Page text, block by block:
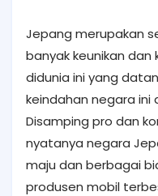
Jepang merupakan
banyak keunikan dan
didunia ini yang
keindahan negara ini
Disamping pro dan
nyatanya negara
maju dan berbagai
produsen mobil